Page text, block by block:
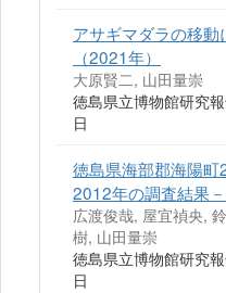
アサギマダラの移
（2021年）
大原賢二, 山田量崇
徳島県立博物館研究
日
徳島県海部郡海陽町
2012年の調査結果－
広渡俊哉, 屋宜禎央,
樹, 山田量崇
徳島県立博物館研究
日